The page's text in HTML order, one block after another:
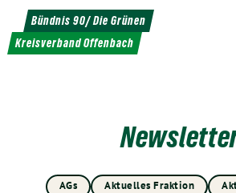
Weiter
zum
Inhalt
Bündnis 90/ Die Grünen
Kreisverband Offenbach
AGs Aktuelles Fraktion